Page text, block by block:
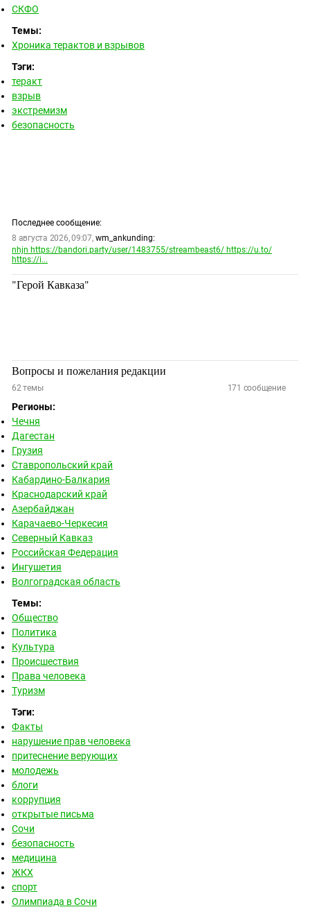
Дагестан
Ингушетия
Карачаево-Черкесия
Краснодарский край
СКФО
Ставропольский край
Южная Осетия
СКФО
Темы:
Хроника терактов и взрывов
Тэги:
теракт
взрыв
экстремизм
безопасность
Последнее сообщение:
8 августа 2026, 09:07, wm_ankunding:
nhjn https://bandori.party/user/1483755/streambeast6/ https://u.to/
https://i...
"Герой Кавказа"
Вопросы и пожелания редакции
62темы 171 сообщение
Регионы:
Чечня
Дагестан
Грузия
Ставропольский край
Кабардино-Балкария
Краснодарский край
Азербайджан
Карачаево-Черкесия
Северный Кавказ
Российская Федерация
Ингушетия
Волгоградская область
Темы:
Общество
Политика
Культура
Происшествия
Права человека
Туризм
Тэги:
Факты
нарушение прав человека
притеснение верующих
молодежь
блоги
коррупция
открытые письма
Сочи
безопасность
медицина
ЖКХ
спорт
Олимпиада в Сочи